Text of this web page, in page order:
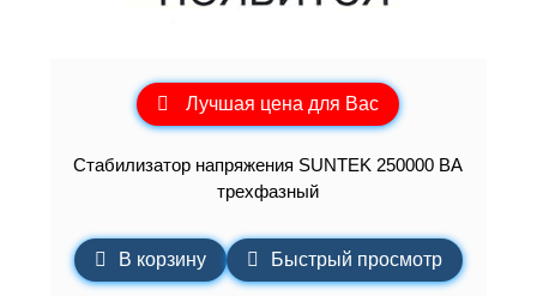
Лучшая цена для Вас
Стабилизатор напряжения SUNTEK 250000 ВА
трехфазный
В корзину Быстрый просмотр